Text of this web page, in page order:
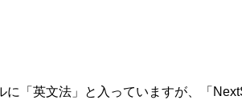
「英文法」と入っていますが、「